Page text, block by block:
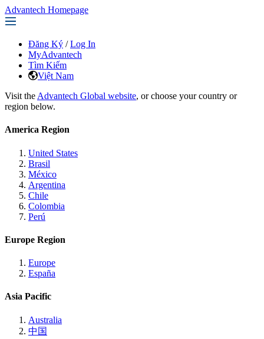
Advantech Homepage
Đăng Ký / Log In
MyAdvantech
Tìm Kiếm
Việt Nam
Visit the Advantech Global website, or choose your country or
region below.
America Region
United States
Brasil
México
Argentina
Chile
Colombia
Perú
Europe Region
Europe
España
Asia Pacific
Australia
中国